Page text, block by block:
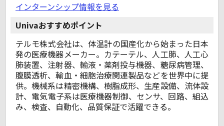
インターンシップ情報を見る
Univaおすすめポイント
テルモ株式会社は、体温計の国産化から始まった日本
発の医療機器メーカー。カテーテル、人工肺、人工心
肺装置、注射器、輸液・薬剤投与機器、糖尿病管理、
腹膜透析、輸血・細胞治療関連製品などを世界中に提
供。機械系は精密機構、樹脂成形、生産設備、流体設
計、電気電子系は医療機器制御、センサ、回路、組込
み、検査、自動化、品質保証で活躍できる。